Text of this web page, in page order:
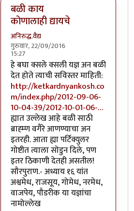
बळी काय
कोणालाही द्यायचे
अनिरुद्ध.वैद्य
गुरुवार, 22/09/2016
15:27
In reply toपरंतु नारळ फोडणे म्हणजे
हे बघा क्सले क्सली यज्ञ अन बळी
देत होते त्याची सविस्तर माहिती:
http://ketkardnyankosh.co
m/index.php/2012-09-06-
10-04-39/2012-10-01-06-…
ह्यात उल्लेख आहे बळी साठी
ब्राह्म्ण वगैरे आणण्याचा अन
इतरही. आता ह्या पर्टिक्युलर
गोष्टीत त्याला सोडुन दिले, पण
इतर ठिकाणी देतही असतील!
सौरपुराण.- अध्याय १६ यांत
अश्वमेध, राजसूय, गोमेध, नरमेध,
वाजपेय, पौडरीक या यज्ञांचा
नामोल्लेख